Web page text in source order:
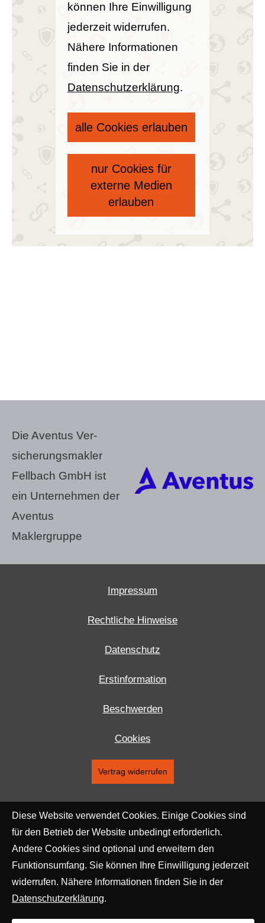
können Ihre Einwilligung
jederzeit widerrufen.
Nähere Informationen
finden Sie in der
Datenschutzerklärung.
alle Cookies erlauben
nur Cookies für
externe Medien
erlauben
Die Aventus Ver­
sicherungs­makler
Fellbach GmbH ist
ein Unternehmen der
Aventus
Maklergruppe
Impressum
Rechtliche Hinweise
Datenschutz
Erstinformation
Beschwerden
Cookies
Vertrag widerrufen
Diese Website verwendet Cookies. Einige Cookies sind
für den Betrieb der Website unbedingt erforderlich.
Andere Cookies sind optional und erweitern den
Funktionsumfang. Sie können Ihre Einwilligung jederzeit
widerrufen. Nähere Informationen finden Sie in der
Datenschutzerklärung.